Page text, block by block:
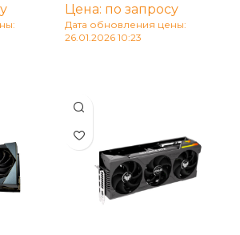
Цена: по запросу
Дата обновления цены:
26.01.2026 10:23